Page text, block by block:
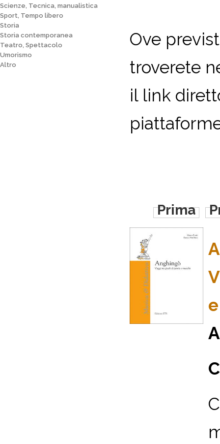
Scienze, Tecnica, manualistica
Sport, Tempo libero
Storia
Storia contemporanea
Teatro, Spettacolo
Umorismo
Altro
Ove
troverete
il link
Prima